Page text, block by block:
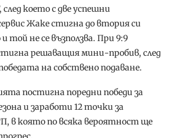
което с две успешни
Жаке стигна до втория си
той не се възползва. При 9:9
решаващия мини-пробив, след
на собствено подаване.
постигна поредни победи за
и заработи 12 точки за
в която по всяка вероятност ще